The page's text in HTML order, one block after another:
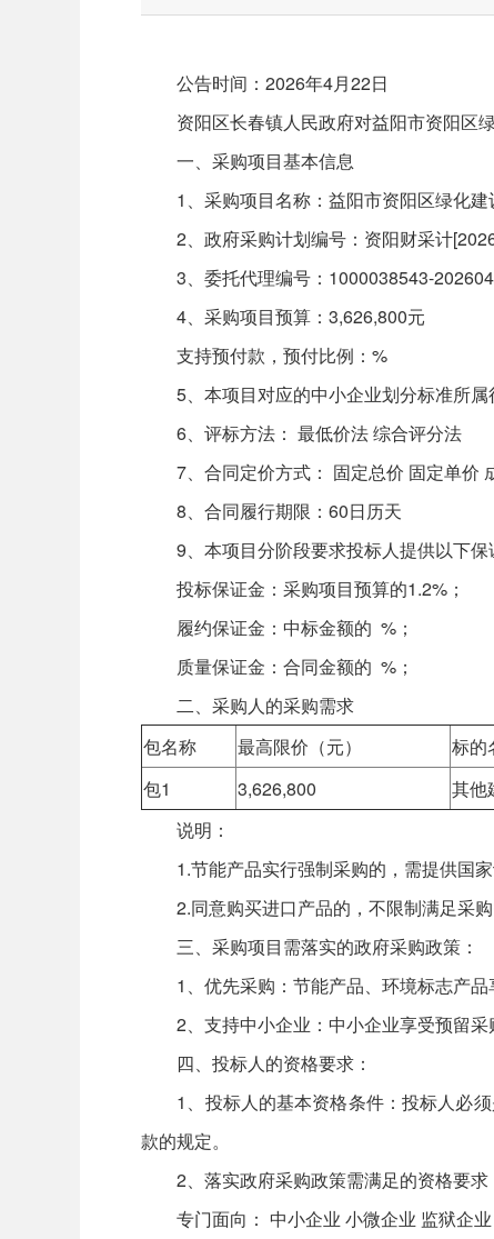
公告时间：2026年4月22日
资阳区长春镇人民政府对益阳市资阳区绿
一、采购项目基本信息
1、采购项目名称：益阳市资阳区绿化建
2、政府采购计划编号：资阳财采计
3、委托代理编号：1000038543-
4、采购项目预算：3,626,800元
支持预付款，预付比例：%
5、本项目对应的中小企业划分标准所属
6、评标方法： 最低价法 综合评分法
7、合同定价方式： 固定总价 固定单价
8、合同履行期限：60日历天
9、本项目分阶段要求投标人提供以下保
投标保证金：采购项目预算的1.2%；
履约保证金：中标金额的 %；
质量保证金：合同金额的 %；
二、采购人的采购需求
包名称
最高限价（元） 标的
包1
3,626,800 其他
说明：
1.节能产品实行强制采购的，需提供国家
2.同意购买进口产品的，不限制满足采购
三、采购项目需落实的政府采购政策：
1、优先采购：节能产品、环境标志产品
2、支持中小企业：中小企业享受预留采
四、投标人的资格要求：
1、投标人的基本资格条件：投标人必须
款的规定。
2、落实政府采购政策需满足的资格要求
专门面向： 中小企业 小微企业 监狱企业